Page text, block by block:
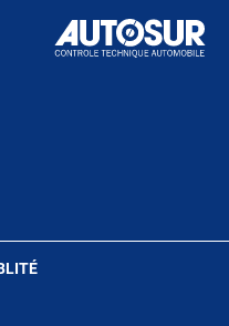
(OUVRE